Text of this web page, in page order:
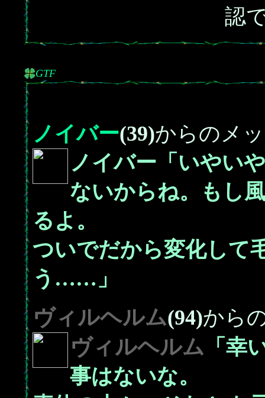
認
GTF
ノイバー(39)からのメ
ノイバー「いやい
ないからね。もし
るよ。
ついでだから変化して
う……」
ヴィルヘルム(94)から
ヴィルヘルム 「幸
事はないな。